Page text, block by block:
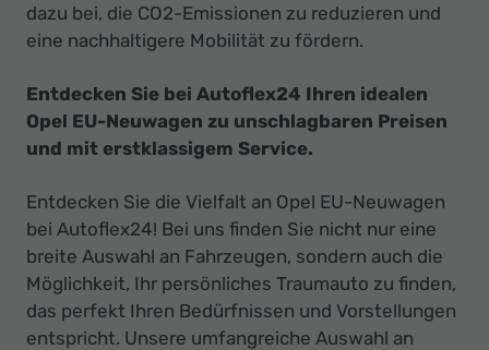
dazu bei, die CO2-Emissionen zu reduzieren und
eine nachhaltigere Mobilität zu fördern.
Entdecken Sie bei Autoflex24 Ihren idealen
Opel EU-Neuwagen zu unschlagbaren Preisen
und mit erstklassigem Service.
Entdecken Sie die Vielfalt an Opel EU-Neuwagen
bei Autoflex24! Bei uns finden Sie nicht nur eine
breite Auswahl an Fahrzeugen, sondern auch die
Möglichkeit, Ihr persönliches Traumauto zu finden,
das perfekt Ihren Bedürfnissen und Vorstellungen
entspricht. Unsere umfangreiche Auswahl an